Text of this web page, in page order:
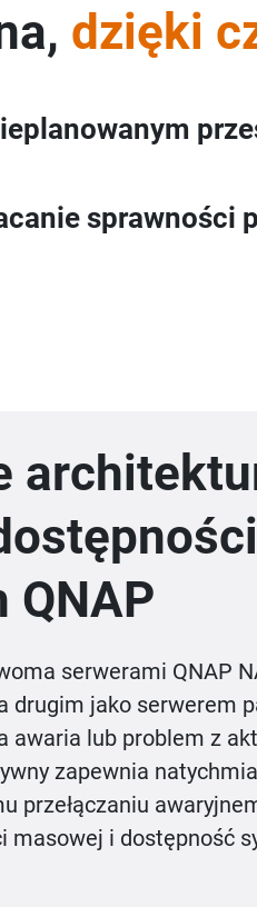
dzięki
sprawności
QNAP
serwerami QNAP
drugim jako serwerem
awaria lub problem z
zapewnia